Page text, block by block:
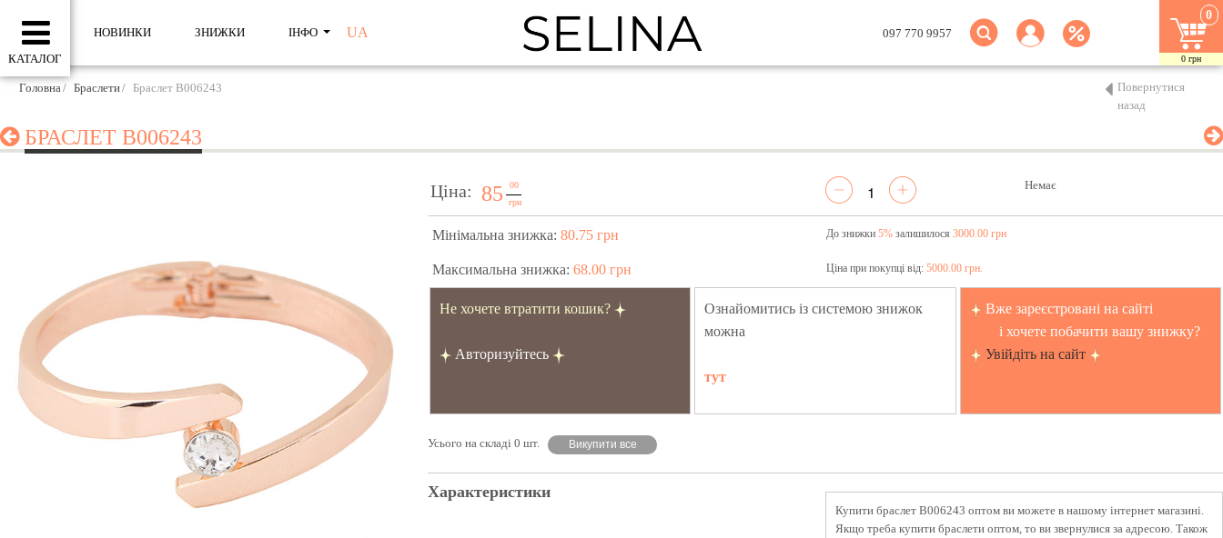
КАТАЛОГ
НОВИНКИ ЗНИЖКИ ІНФО UA 097 770 9957
0
0 грн
Головна Браслети Браслет B006243
Повернутися
назад
БРАСЛЕТ B006243
Ціна: 85
00
грн
Немає
Мінімальна знижка: 80.75 грн До знижки 5%залишилося 3000.00 грн
Максимальна знижка: 68.00 грн Ціна при покупці від: 5000.00 грн.
Не хочете втратити кошик?
Авторизуйтесь
Ознайомитись із системою знижок
можна
тут
Вже зареєстровані на сайті
і хочете побачити вашу знижку?
Увійдіть на сайт
Усього на складі 0 шт. Викупити все
Характеристики
Купити браслет B006243 оптом ви можете в нашому інтернет магазині.
Якщо треба купити браслети оптом, то ви звернулися за адресою. Також